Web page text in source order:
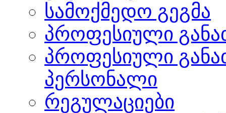
სამოქმედო გეგმა
პროფესიული
პროფესიული
პერსონალი
რეგულაციები